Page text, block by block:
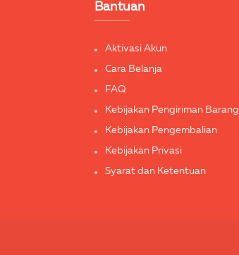
Bantuan
Aktivasi Akun
Cara Belanja
FAQ
Kebijakan Pengiriman Barang
Kebijakan Pengembalian
Kebijakan Privasi
Syarat dan Ketentuan